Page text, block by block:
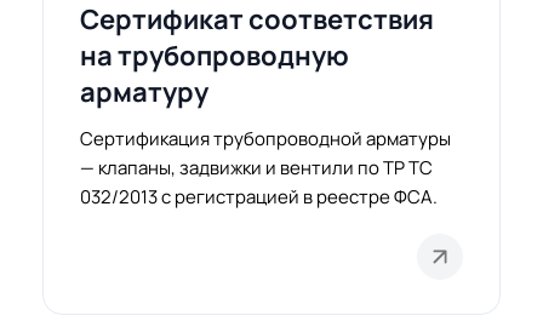
Сертификат соответствия
на трубопроводную
арматуру
Сертификация трубопроводной арматуры
— клапаны, задвижки и вентили по ТР ТС
032/2013 с регистрацией в реестре ФСА.